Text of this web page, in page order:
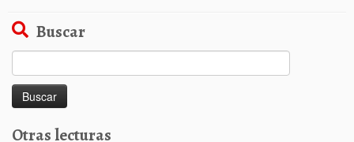
Buscar
Otras lecturas